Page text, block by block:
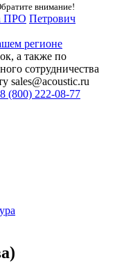
внимание!
ПРО Петрович
регионе
а также по
сотрудничества
sales@acoustic.ru
8 (800) 222-08-77